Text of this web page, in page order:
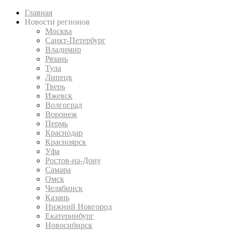
Главная
Новости регионов
Москва
Санкт-Петербург
Владимир
Рязань
Тула
Липецк
Тверь
Ижевск
Волгоград
Воронеж
Пермь
Краснодар
Красноярск
Уфа
Ростов-на-Дону
Самара
Омск
Челябинск
Казань
Нижний Новгород
Екатеринбург
Новосибирск